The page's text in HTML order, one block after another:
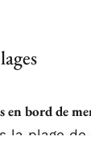
en bord de
la plage de